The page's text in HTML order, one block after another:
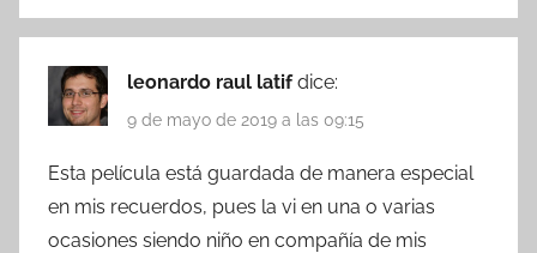
leonardo raul latifdice:
9 de mayo de 2019 a las 09:15
Esta película está guardada de manera especial
en mis recuerdos, pues la vi en una o varias
ocasiones siendo niño en compañía de mis